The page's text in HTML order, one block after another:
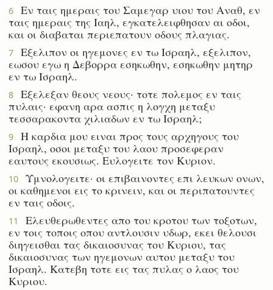
6
Εν ταις ημεραις του Σαμεγαρ υιου του Αναθ, εν
ταις ημεραις της Ιαηλ, εγκατελειφθησαν αι οδοι,
και οι διαβαται περιεπατουν οδους πλαγιας.
7
Εξελιπον οι ηγεμονες εν τω Ισραηλ, εξελιπον,
εωσου εγω η Δεβορρα εσηκωθην, εσηκωθην μητηρ
εν τω Ισραηλ.
8
Εξελεξαν θεους νεους· τοτε πολεμος εν ταις
πυλαις· εφανη αρα ασπις η λογχη μεταξυ
τεσσαρακοντα χιλιαδων εν τω Ισραηλ;
9
Η καρδια μου ειναι προς τους αρχηγους του
Ισραηλ, οσοι μεταξυ του λαου προσεφεραν
εαυτους εκουσιως. Ευλογειτε τον Κυριον.
10
Υμνολογειτε· οι επιβαινοντες επι λευκων ονων,
οι καθημενοι εις το κρινειν, και οι περιπατουντες
εν ταις οδοις.
11
Ελευθερωθεντες απο του κροτου των τοξοτων,
εν τοις τοποις οπου αντλουσιν υδωρ, εκει θελουσι
διηγεισθαι τας δικαιοσυνας του Κυριου, τας
δικαιοσυνας των ηγεμονων αυτου μεταξυ του
Ισραηλ. Κατεβη τοτε εις τας πυλας ο λαος του
Κυριου.